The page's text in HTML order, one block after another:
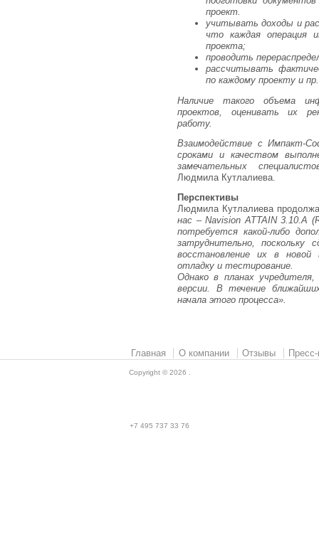
проект.
учитывать доходы и
что каждая операция
проекта;
проводить
рассчитывать
по каждому проекту и пр.
Наличие такого объема
проектов, оценивать их
работу.
Взаимодействие с Импакт-
сроками и качеством
замечательных
Людмила Кутлалиева.
Перспективы
Людмила Кутлалиева
нас – Navision ATTAIN 3.10.A
потребуется какой-либо
затруднительно, поскольку
восстановление их в новой
отладку и тестирование.
Однако в планах
версии. В течение
начала этого процесса».
Главная О компании Отзывы
Copyright © 2026
+7 495 737 33 76